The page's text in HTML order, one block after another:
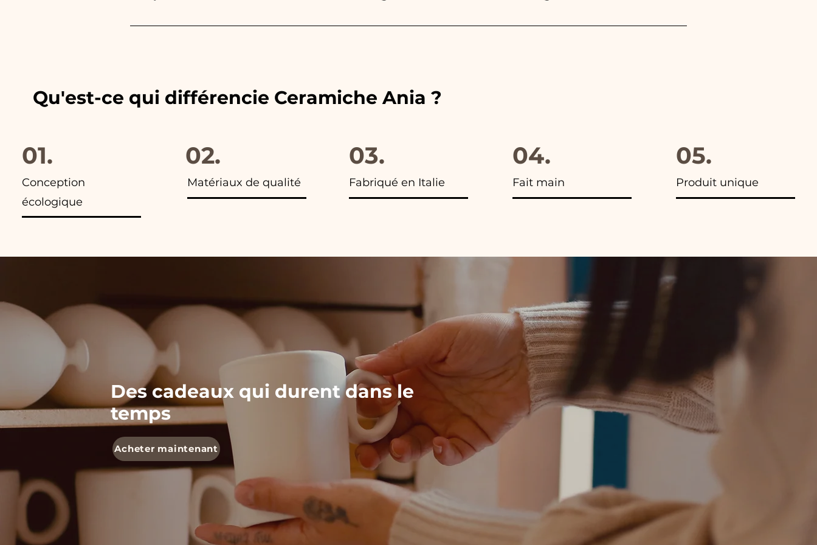
Nous adaptons toujours les couleurs des rubans aux couleurs du cadeau de mariage choisi. De plus, dans toutes
Qu'est-ce qui différencie Ceramiche Ania ?
01.
Conception
écologique
02.
Matériaux de qualité
03.
Fabriqué en Italie
04.
Fait main
05.
Produit unique
Des cadeaux qui durent dans le
temps
Acheter maintenant